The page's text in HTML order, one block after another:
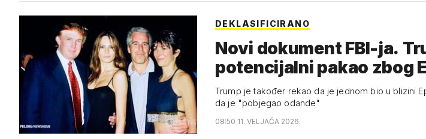
DEKLASIFICIRANO
Novi dokument FBI-ja.
Trump je također rekao da je jednom bio u blizini
da je "pobjegao odande"
08:50 11. VELJAČA 2026.